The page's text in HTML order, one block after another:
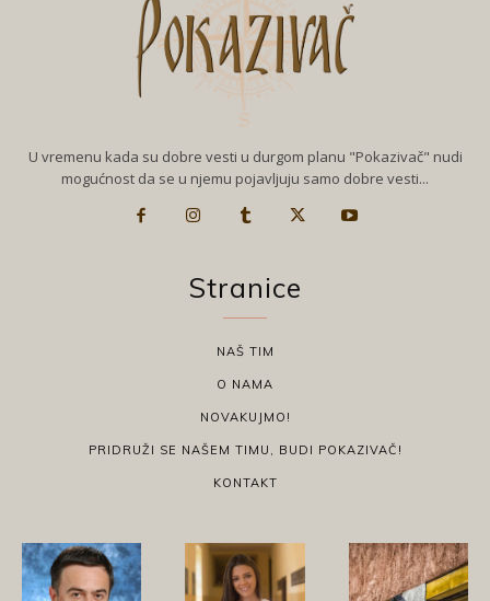
U vremenu kada su dobre vesti u durgom planu "Pokazivač" nudi
mogućnost da se u njemu pojavljuju samo dobre vesti...
Stranice
NAŠ TIM
O NAMA
NOVAKUJMO!
PRIDRUŽI SE NAŠEM TIMU, BUDI POKAZIVAČ!
KONTAKT